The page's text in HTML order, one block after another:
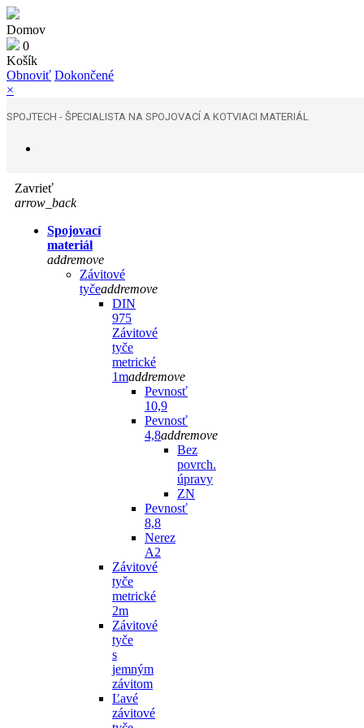
Domov
0
Košík
Obnoviť Dokončené
×
SPOJTECH - ŠPECIALISTA NA SPOJOVACÍ A KOTVIACI MATERIÁL
Zavrieť
arrow_back
Spojovací
materiál
addremove
Závitové
tyčeaddremove
DIN
975
Závitové
tyče
metrické
1maddremove
Pevnosť
10,9
Pevnosť
4,8addremove
Bez
povrch.
úpravy
ZN
Pevnosť
8,8
Nerez
A2
Závitové
tyče
metrické
2m
Závitové
tyče
s
jemným
závitom
Ľavé
závitové